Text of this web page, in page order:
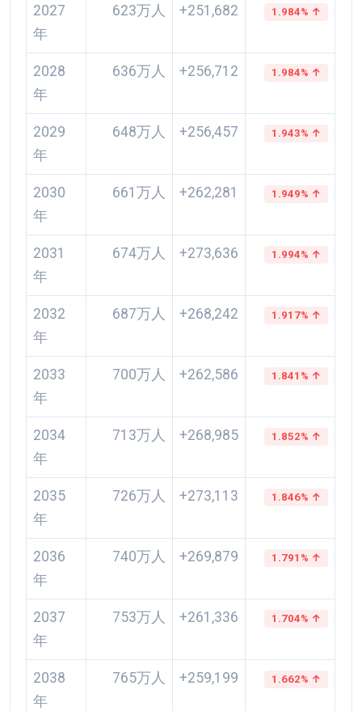
2027
年
623万人 +251,682 1.984% ↑
2028
年
636万人 +256,712 1.984% ↑
2029
年
648万人 +256,457 1.943% ↑
2030
年
661万人 +262,281 1.949% ↑
2031
年
674万人 +273,636 1.994% ↑
2032
年
687万人 +268,242 1.917% ↑
2033
年
700万人 +262,586 1.841% ↑
2034
年
713万人 +268,985 1.852% ↑
2035
年
726万人 +273,113 1.846% ↑
2036
年
740万人 +269,879 1.791% ↑
2037
年
753万人 +261,336 1.704% ↑
2038
年
765万人 +259,199 1.662% ↑